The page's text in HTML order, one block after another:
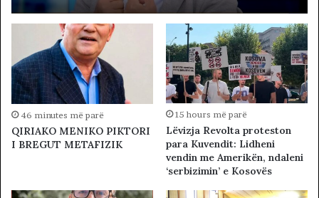
46 minutes më parë
QIRIAKO MENIKO PIKTORI
I BREGUT METAFIZIK
15 hours më parë
Lëvizja Revolta proteston
para Kuvendit: Lidheni
vendin me Amerikën, ndaleni
‘serbizimin’ e Kosovës